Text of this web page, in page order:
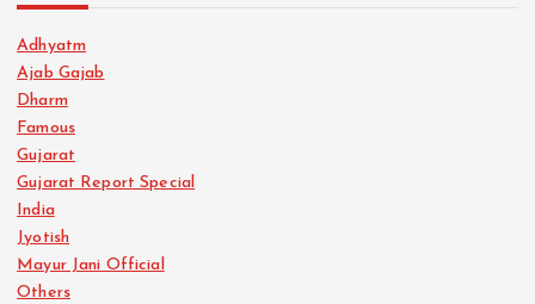
Adhyatm
Ajab Gajab
Dharm
Famous
Gujarat
Gujarat Report Special
India
Jyotish
Mayur Jani Official
Others